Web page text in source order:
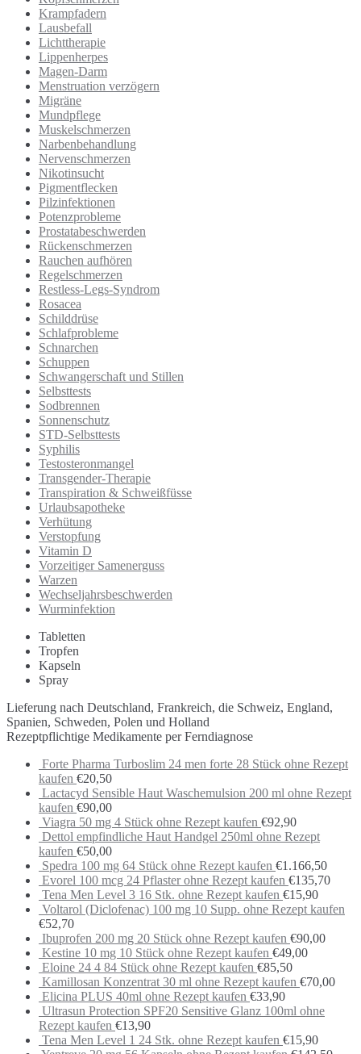
Krampfadern
Lausbefall
Lichttherapie
Lippenherpes
Magen-Darm
Menstruation verzögern
Migräne
Mundpflege
Muskelschmerzen
Narbenbehandlung
Nervenschmerzen
Nikotinsucht
Pigmentflecken
Pilzinfektionen
Potenzprobleme
Prostatabeschwerden
Rückenschmerzen
Rauchen aufhören
Regelschmerzen
Restless-Legs-Syndrom
Rosacea
Schilddrüse
Schlafprobleme
Schnarchen
Schuppen
Schwangerschaft und Stillen
Selbsttests
Sodbrennen
Sonnenschutz
STD-Selbsttests
Syphilis
Testosteronmangel
Transgender-Therapie
Transpiration & Schweißfüsse
Urlaubsapotheke
Verhütung
Verstopfung
Vitamin D
Vorzeitiger Samenerguss
Warzen
Wechseljahrsbeschwerden
Wurminfektion
Tabletten
Tropfen
Kapseln
Spray
Lieferung nach Deutschland, Frankreich, die Schweiz, England,
Spanien, Schweden, Polen und Holland
Rezeptpflichtige Medikamente per Ferndiagnose
Forte Pharma Turboslim 24 men forte 28 Stück ohne Rezept
kaufen €20,50
Lactacyd Sensible Haut Waschemulsion 200 ml ohne Rezept
kaufen €90,00
Viagra 50 mg 4 Stück ohne Rezept kaufen €92,90
Dettol empfindliche Haut Handgel 250ml ohne Rezept
kaufen €50,00
Spedra 100 mg 64 Stück ohne Rezept kaufen €1.166,50
Evorel 100 mcg 24 Pflaster ohne Rezept kaufen €135,70
Tena Men Level 3 16 Stk. ohne Rezept kaufen €15,90
Voltarol (Diclofenac) 100 mg 10 Supp. ohne Rezept kaufen
€52,70
Ibuprofen 200 mg 20 Stück ohne Rezept kaufen €90,00
Kestine 10 mg 10 Stück ohne Rezept kaufen €49,00
Eloine 24 4 84 Stück ohne Rezept kaufen €85,50
Kamillosan Konzentrat 30 ml ohne Rezept kaufen €70,00
Elicina PLUS 40ml ohne Rezept kaufen €33,90
Ultrasun Protection SPF20 Sensitive Glanz 100ml ohne
Rezept kaufen €13,90
Tena Men Level 1 24 Stk. ohne Rezept kaufen €15,90